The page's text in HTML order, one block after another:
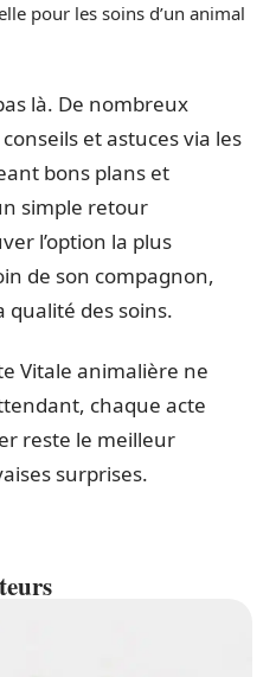
pour les soins d’un animal
là. De nombreux
et astuces via les
bons plans et
simple retour
l’option la plus
de son compagnon,
qualité des soins.
Vitale animalière ne
chaque acte
reste le meilleur
surprises.